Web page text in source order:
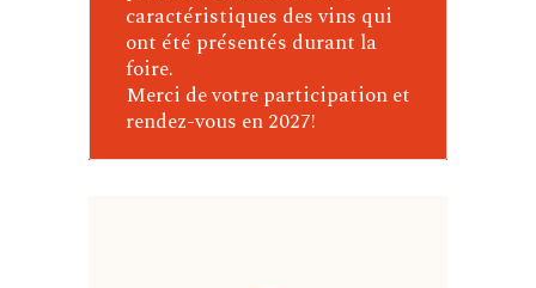
caractéristiques des vins qui
ont été présentés durant la
foire.
Merci de votre participation et
rendez-vous en 2027!